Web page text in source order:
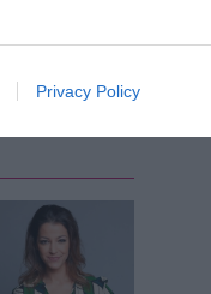
Privacy Policy